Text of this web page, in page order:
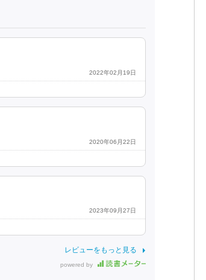
2022年02月19日
2020年06月22日
2023年09月27日
レビューをもっと見る
powered by